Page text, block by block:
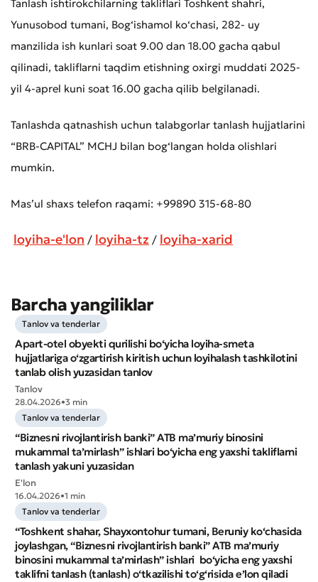
Yomon Aʼlo
Murojaat qoldirish
* Barcha maydonlar to'ldirilishi shart
Tanlash ishtirokchilarning takliflari Toshkent shahri,
Yunusobod tumani, Bog‘ishamol ko‘chasi, 282- uy
manzilida ish kunlari soat 9.00 dan 18.00 gacha qabul
qilinadi, takliflarni taqdim etishning oxirgi muddati 2025-
yil 4-aprel kuni soat 16.00 gacha qilib belgilanadi.
Tanlashda qatnashish uchun talabgorlar tanlash hujjatlarini
“BRB-CAPITAL” MCHJ bilan bog‘langan holda olishlari
mumkin.
Mas’ul shaxs telefon raqami: +99890 315-68-80
loyiha-e'lon / loyiha-tz / loyiha-xarid
Barcha yangiliklar
Tanlov va tenderlar
Apart-otel obyekti qurilishi bo‘yicha loyiha-smeta
hujjatlariga o‘zgartirish kiritish uchun loyihalash tashkilotini
tanlab olish yuzasidan tanlov
Tanlov
28.04.2026•3 min
Tanlov va tenderlar
“Biznesni rivojlantirish banki” ATB ma’muriy binosini
mukammal ta’mirlash” ishlari bo‘yicha eng yaxshi takliflarni
tanlash yakuni yuzasidan
E'lon
16.04.2026•1 min
Tanlov va tenderlar
“Toshkent shahar, Shayxontohur tumani, Beruniy ko‘chasida
joylashgan, “Biznesni rivojlantirish banki” ATB ma’muriy
binosini mukammal ta’mirlash” ishlari bo‘yicha eng yaxshi
taklifni tanlash (tanlash) o‘tkazilishi to‘g‘risida e’lon qiladi